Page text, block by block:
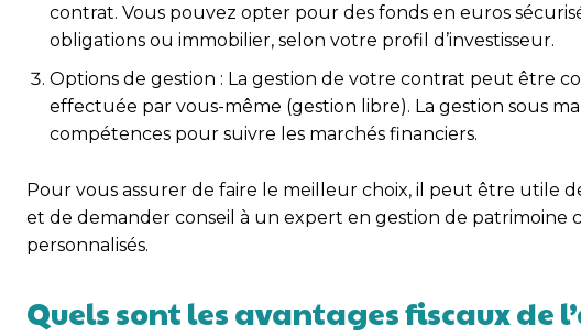
contrat. Vous pouvez opter pour des fonds en euros
obligations ou immobilier, selon votre profil d’investisseur.
Options de gestion : La gestion de votre contrat peut être
effectuée par vous-même (gestion libre). La gestion sous
compétences pour suivre les marchés financiers.
Pour vous assurer de faire le meilleur choix, il peut être utile
et de demander conseil à un expert en gestion de patrimoine
personnalisés.
Quels sont les avantages fiscaux de